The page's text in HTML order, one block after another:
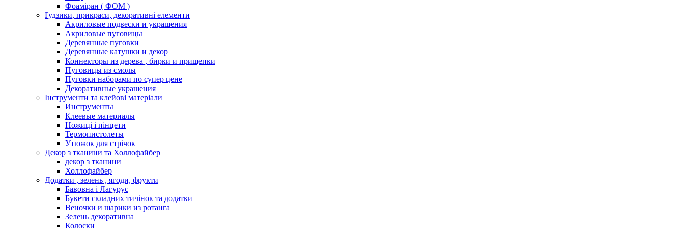
Фоаміран ( ФОМ )
Ґудзики, прикраси, декоративні елементи
Акриловые подвески и украшения
Акриловые пуговицы
Деревянные пуговки
Деревянные катушки и декор
Коннекторы из дерева , бирки и прищепки
Пуговицы из смолы
Пуговки наборами по супер цене
Декоративные украшения
Інструменти та клейові матеріали
Инструменты
Клеевые материалы
Ножиці і пінцети
Термопистолеты
Утюжок для стрічок
Декор з тканини та Холлофайбер
декор з тканини
Холлофайбер
Додатки , зелень , ягоди, фрукти
Бавовна і Лагурус
Букети складних тичінок та додатки
Веночки и шарики из ротанга
Зелень декоративна
Колоски